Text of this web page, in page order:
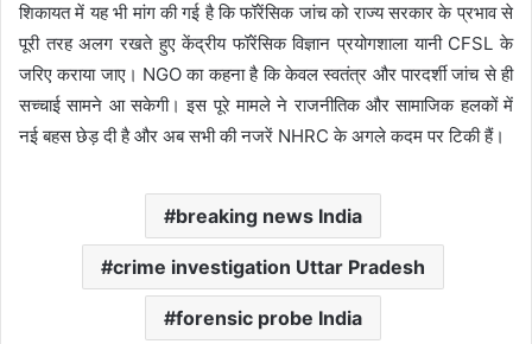
शिकायत में यह भी मांग की गई है कि फॉरेंसिक जांच को राज्य सरकार के प्रभाव से
पूरी तरह अलग रखते हुए केंद्रीय फॉरेंसिक विज्ञान प्रयोगशाला यानी CFSL के
जरिए कराया जाए। NGO का कहना है कि केवल स्वतंत्र और पारदर्शी जांच से ही
सच्चाई सामने आ सकेगी। इस पूरे मामले ने राजनीतिक और सामाजिक हलकों में
नई बहस छेड़ दी है और अब सभी की नजरें NHRC के अगले कदम पर टिकी हैं।
breaking news India
crime investigation Uttar Pradesh
forensic probe India